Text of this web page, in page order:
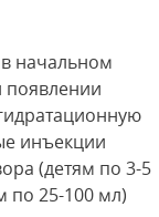
начальном
появлении
инъекции
(детям по 3-5
по 25-100 мл)